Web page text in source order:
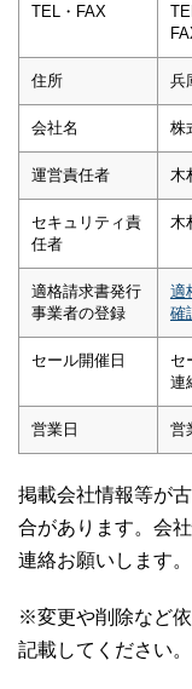
TEL・FAX
住所 兵
会社名 株
運営責任者
セキュリティ責
任者
適格請求書発行
事業者の登録
適
確
セール開催日
セ
連
営業日 営
掲載会社情報等が
合があります。会
連絡お願いします
※変更や削除など
記載してください。